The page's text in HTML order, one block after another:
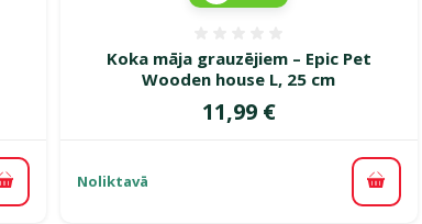
Pievienot grozam
Koka māja grauzējiem – Epic Pet
Wooden house L, 25 cm
Cena
11,99 €
Noliktavā